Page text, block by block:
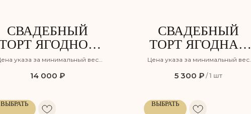
СВАДЕБНЫЙ
ЯГОДНОЕ
указа за минимальный вес
без учёта доставки
14 000 ₽
ВЫБРАТЬ
СВАДЕБНЫЙ
ТОРТ ЯГОДНАЯ
ПОЛЯНА
Цена указа за минимальный вес
без учёта доставки
5 300 ₽ / 1 шт
ВЫБРАТЬ